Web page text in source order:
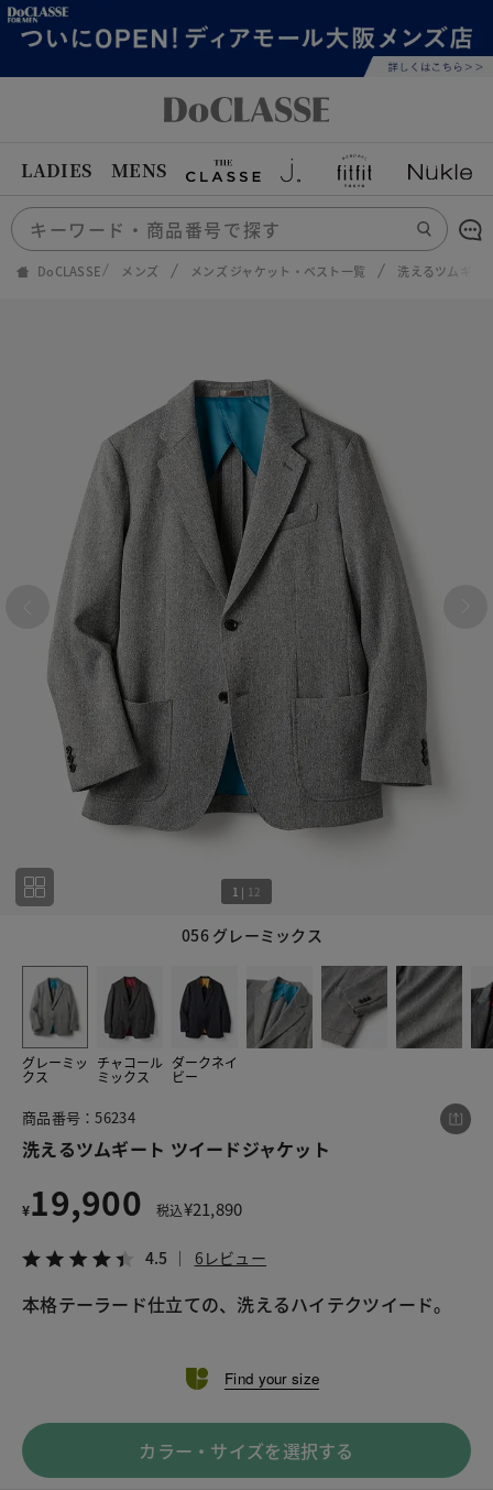
LADIES MENS
DoCLASSE メンズ メンズ ジャケット・ベスト一覧 洗えるツムギー
056 グレーミックス
1 | 12
グレーミッ
クス
チャコール
ミックス
ダークネイ
ビー
商品番号：56234
洗えるツムギート ツイードジャケット
¥19,900 税込¥21,890
4.5 6レビュー
本格テーラード仕立ての、洗えるハイテクツイード。
Find your size
カラー・サイズを選択する
この商品をシェアする
洗えるツムギート ツイードジャケット
¥19,900 税込¥21,890
LINE X メール